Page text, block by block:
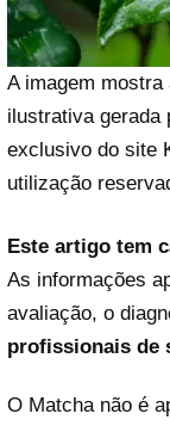
A imagem mostra
ilustrativa gerada
exclusivo do site
utilização
Este artigo tem
As informações
avaliação, o
profissionais de
O Matcha não é